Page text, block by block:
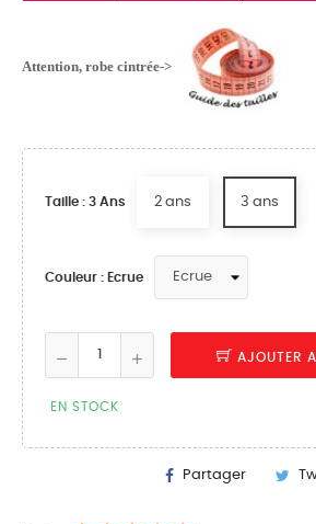
Attention, robe cintrée->
Taille : 3 Ans 2 ans 3 ans
Couleur : Ecrue
AJOUTER
EN STOCK
Partager